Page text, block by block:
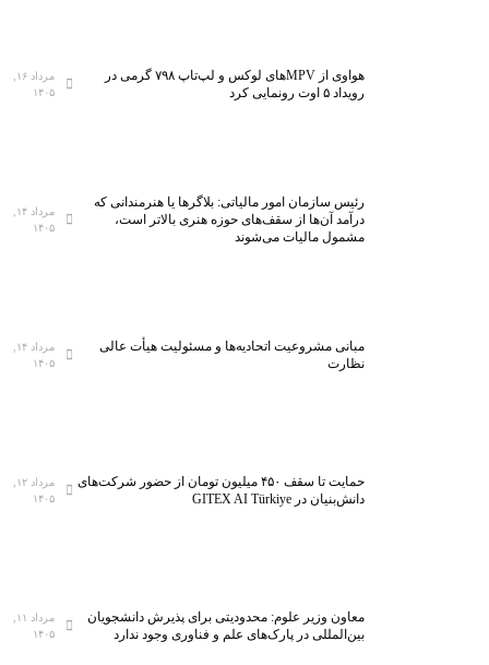
هواوی از MPVهای لوکس و لپ‌تاپ ۷۹۸ گرمی در
رویداد ۵ اوت رونمایی کرد
۱۴۰۵
رئیس سازمان امور مالیاتی: بلاگر‌ها یا هنرمندانی که
درآمد آن‌ها از سقف‌های حوزه هنری بالاتر است،
مشمول مالیات می‌شوند
۱۴۰۵
مبانی مشروعیت اتحادیه‌ها و مسئولیت هیأت عالی
نظارت
۱۴۰۵
حمایت تا سقف ۴۵۰ میلیون تومان از حضور شرکت‌های
دانش‌بنیان در GITEX AI Türkiye
۱۴۰۵
معاون وزیر علوم: محدودیتی برای پذیرش دانشجویان
بین‌المللی در پارک‌های علم و فناوری وجود ندارد
۱۴۰۵